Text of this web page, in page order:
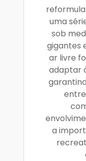
uma
sob
gigantes
ar livre
adaptar
a